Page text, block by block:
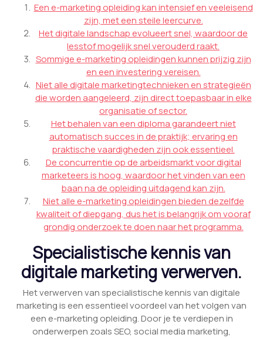
Een e-marketing opleiding kan intensief en veeleisend
zijn, met een steile leercurve.
Het digitale landschap evolueert snel, waardoor de
lesstof mogelijk snel verouderd raakt.
Sommige e-marketing opleidingen kunnen prijzig zijn
en een investering vereisen.
Niet alle digitale marketingtechnieken en strategieën
die worden aangeleerd, zijn direct toepasbaar in elke
organisatie of sector.
Het behalen van een diploma garandeert niet
automatisch succes in de praktijk; ervaring en
praktische vaardigheden zijn ook essentieel.
De concurrentie op de arbeidsmarkt voor digital
marketeers is hoog, waardoor het vinden van een
baan na de opleiding uitdagend kan zijn.
Niet alle e-marketing opleidingen bieden dezelfde
kwaliteit of diepgang, dus het is belangrijk om vooraf
grondig onderzoek te doen naar het programma.
Specialistische kennis van
digitale marketing verwerven.
Het verwerven van specialistische kennis van digitale
marketing is een essentieel voordeel van het volgen van
een e-marketing opleiding. Door je te verdiepen in
onderwerpen zoals SEO, social media marketing,